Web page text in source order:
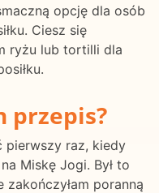
opcję dla osób
Ciesz się
ryżu lub tortilli dla
przepis?
pierwszy raz, kiedy
Miskę Jogi. Był to
zakończyłam poranną